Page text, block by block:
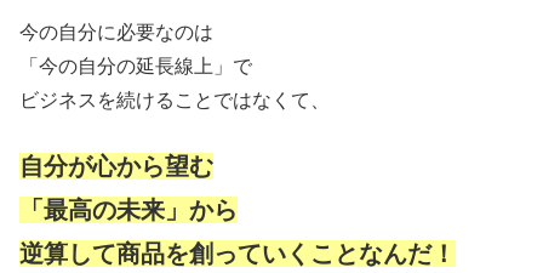
今の自分に必要なのは
「今の自分の延長線上」で
ビジネスを続けることではなくて、
自分が心から望む
「最高の未来」から
逆算して商品を創っていくことなんだ！